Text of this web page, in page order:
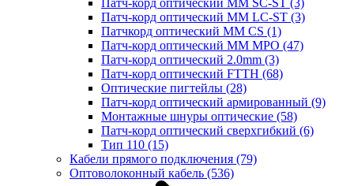
Патч-корд оптический MM SC-ST (3)
Патч-корд оптический MM LC-ST (3)
Патчкорд оптический MM CS (1)
Патч-корд оптический MM MPO (47)
Патч-корд оптический 2.0mm (3)
Патч-корд оптический FTTH (68)
Оптические пигтейлы (28)
Патч-корд оптический армированный (9)
Монтажные шнуры оптические (58)
Патч-корд оптический сверхгибкий (6)
Тип 110 (15)
Кабели прямого подключения (79)
Оптоволоконный кабель (536)